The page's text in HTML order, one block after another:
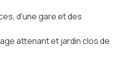
d'une gare et des
attenant et jardin clos de